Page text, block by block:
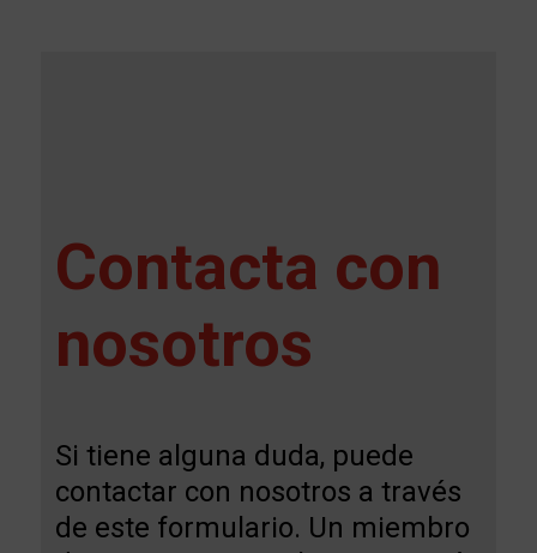
Contacta con
nosotros
Si tiene alguna duda, puede
contactar con nosotros a través
de este formulario. Un miembro